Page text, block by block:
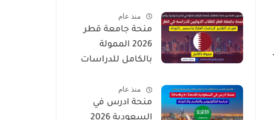
العليا للطلاب
الدوليين
منذ عام
منحة جامعة قطر
2026 الممولة
بالكامل للدراسات
دكتوراه
منذ عام
منحة ادرس في